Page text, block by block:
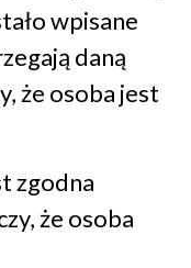
wpisane
daną
że osoba jest
zgodna
że osoba